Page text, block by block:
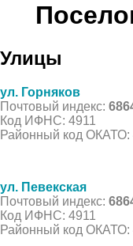
Улицы
ул. Горняков
Почтовый индекс:
Код ИФНС: 4911
Районный код ОКАТО:
ул. Певекская
Почтовый индекс:
Код ИФНС: 4911
Районный код ОКАТО: